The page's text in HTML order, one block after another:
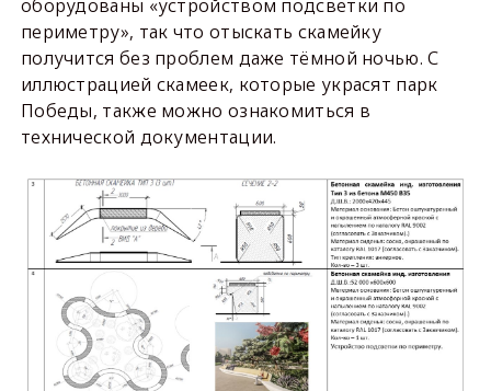
оборудованы «устройством подсветки по
периметру», так что отыскать скамейку
получится без проблем даже тёмной ночью. С
иллюстрацией скамеек, которые украсят парк
Победы, также можно ознакомиться в
технической документации.